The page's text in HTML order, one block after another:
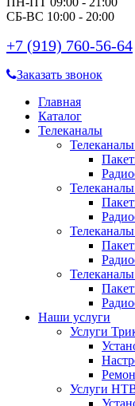
СБ-ВС 10:00 - 20:00
+7 (919) 760-56-64
Заказать звонок
Главная
Каталог
Телеканалы
Наши услуги
Услуги
Услуги